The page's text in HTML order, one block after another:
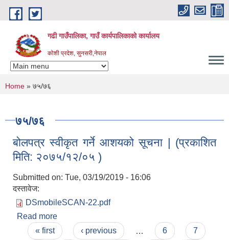
Skip to main content
गढी गाउँपालिका, गाउँ कार्यपालिकाको कार्यालय
कोशी प्रदेश, सुनसरी,नेपाल
You are here
Home » ७५/७६
७५/७६
बोलपत्र स्वीकृत गर्ने आशयको सूचना | (प्रकाशित
मिति: २०७५/१२/०५ )
Submitted on: Tue, 03/19/2019 - 16:06
दस्तावेज:
DSmobileSCAN-22.pdf
Read more
मिति: २०७५/१२/०५ )
Pages
« first ‹ previous 6
7